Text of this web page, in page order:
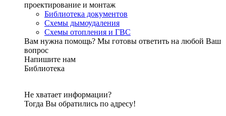
проектирование и монтаж
Библиотека документов
Схемы дымоудаления
Схемы отопления и ГВС
Вам нужна помощь? Мы готовы ответить на любой Ваш
вопрос
Напишите нам
Библиотека
Не хватает информации?
Тогда Вы обратились по адресу!